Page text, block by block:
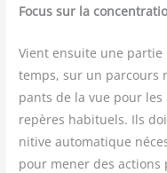
Focus sur la
Vient ensuite une
temps, sur un par­cours
pants de la vue pour
repères habi­tuels. Ils
ni­tive auto­ma­tique
pour mener des actions